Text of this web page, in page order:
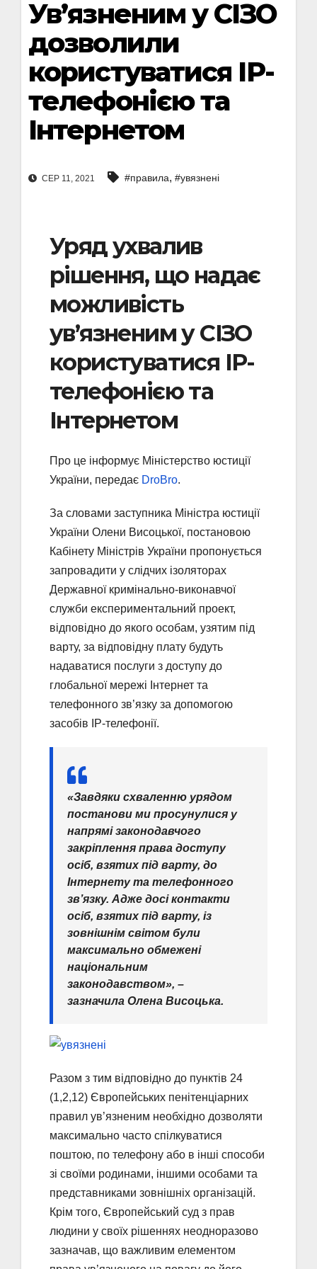
Ув’язненим у СІЗО
дозволили
користуватися ІP-
телефонією та
Інтернетом
СЕР 11, 2021 #правила, #увязнені
Уряд ухвалив
рішення, що надає
можливість
ув’язненим у СІЗО
користуватися ІP-
телефонією та
Інтернетом
Про це інформує Міністерство юстиції
України, передає DroBro.
За словами заступника Міністра юстиції
України Олени Висоцької, постановою
Кабінету Міністрів України пропонується
запровадити у слідчих ізоляторах
Державної кримінально-виконавчої
служби експериментальний проект,
відповідно до якого особам, узятим під
варту, за відповідну плату будуть
надаватися послуги з доступу до
глобальної мережі Інтернет та
телефонного зв’язку за допомогою
засобів ІР-телефонії.
«Завдяки схваленню урядом
постанови ми просунулися у
напрямі законодавчого
закріплення права доступу
осіб, взятих під варту, до
Інтернету та телефонного
зв’язку. Адже досі контакти
осіб, взятих під варту, із
зовнішнім світом були
максимально обмежені
національним
законодавством», –
зазначила Олена Висоцька.
Разом з тим відповідно до пунктів 24
(1,2,12) Європейських пенітенціарних
правил ув’язненим необхідно дозволяти
максимально часто спілкуватися
поштою, по телефону або в інші способи
зі своїми родинами, іншими особами та
представниками зовнішніх організацій.
Крім того, Європейський суд з прав
людини у своїх рішеннях неодноразово
зазначав, що важливим елементом